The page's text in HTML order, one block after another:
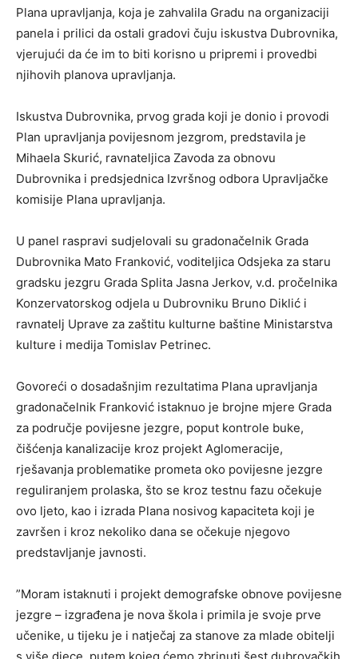
Plana upravljanja, koja je zahvalila Gradu na organizaciji
panela i prilici da ostali gradovi čuju iskustva Dubrovnika,
vjerujući da će im to biti korisno u pripremi i provedbi
njihovih planova upravljanja.
Iskustva Dubrovnika, prvog grada koji je donio i provodi
Plan upravljanja povijesnom jezgrom, predstavila je
Mihaela Skurić, ravnateljica Zavoda za obnovu
Dubrovnika i predsjednica Izvršnog odbora Upravljačke
komisije Plana upravljanja.
U panel raspravi sudjelovali su gradonačelnik Grada
Dubrovnika Mato Franković, voditeljica Odsjeka za staru
gradsku jezgru Grada Splita Jasna Jerkov, v.d. pročelnika
Konzervatorskog odjela u Dubrovniku Bruno Diklić i
ravnatelj Uprave za zaštitu kulturne baštine Ministarstva
kulture i medija Tomislav Petrinec.
Govoreći o dosadašnjim rezultatima Plana upravljanja
gradonačelnik Franković istaknuo je brojne mjere Grada
za područje povijesne jezgre, poput kontrole buke,
čišćenja kanalizacije kroz projekt Aglomeracije,
rješavanja problematike prometa oko povijesne jezgre
reguliranjem prolaska, što se kroz testnu fazu očekuje
ovo ljeto, kao i izrada Plana nosivog kapaciteta koji je
završen i kroz nekoliko dana se očekuje njegovo
predstavljanje javnosti.
”Moram istaknuti i projekt demografske obnove povijesne
jezgre – izgrađena je nova škola i primila je svoje prve
učenike, u tijeku je i natječaj za stanove za mlade obitelji